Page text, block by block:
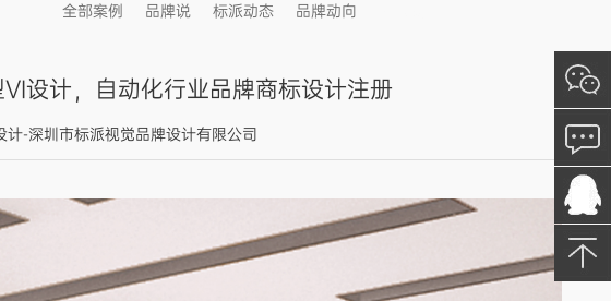
全部案例 品牌说 标派动态 品牌动向
设计，自动化行业品牌商标设计注册
-深圳市标派视觉品牌设计有限公司